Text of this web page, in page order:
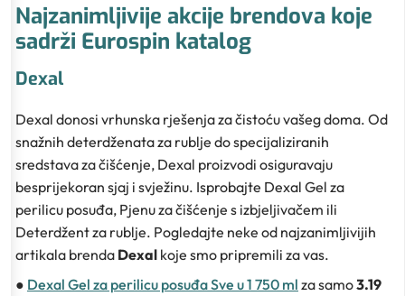
Najzanimljivije akcije brendova koje
sadrži Eurospin katalog
Dexal
Dexal donosi vrhunska rješenja za čistoću vašeg doma. Od
snažnih deterdženata za rublje do specijaliziranih
sredstava za čišćenje, Dexal proizvodi osiguravaju
besprijekoran sjaj i svježinu. Isprobajte Dexal Gel za
perilicu posuđa, Pjenu za čišćenje s izbjeljivačem ili
Deterdžent za rublje. Pogledajte neke od najzanimljivijih
artikala brenda Dexal koje smo pripremili za vas.
● Dexal Gel za perilicu posuđa Sve u 1 750 ml za samo3.19